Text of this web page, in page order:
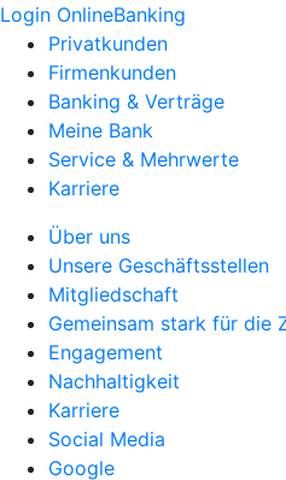
Login OnlineBanking
Privatkunden
Firmenkunden
Banking & Verträge
Meine Bank
Service & Mehrwerte
Karriere
Über uns
Unsere Geschäftsstellen
Mitgliedschaft
Gemeinsam stark für die
Engagement
Nachhaltigkeit
Karriere
Social Media
Google